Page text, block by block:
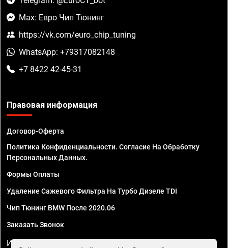
Max: Евро Чип Тюнинг
https://vk.com/euro_chip_tuning
WhatsApp: +79317082148
+7 8422 42-45-31
Правовая информация
Договор-Оферта
Политика Конфиденциальности. Согласие На Обработку
Персональных Данных.
Формы Оплаты
Удаление Сажевого Фильтра На Турбо Дизеле TDI
Чип Тюнинг BMW После 2020.06
Заказать Звонок
ИП Смирнов Георгий Павлович. ИНН 781302555843,